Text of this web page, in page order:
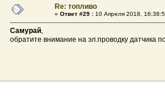
Re: топливо
« Ответ #29 : 10 Апреля 2018,
Самурай,
обратите внимание на эл.проводку датчика